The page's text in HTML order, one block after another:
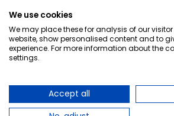
We use cookies
We may place these for analysis of our
website, show personalised content and to
experience. For more information about the
settings.
Accept all